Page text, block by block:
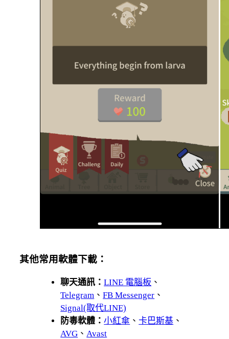
其他常用軟體下載：
聊天通訊：LINE 電腦板 、
Telegram 、FB Messenger 、
Signal(取代LINE)
防毒軟體：小紅傘 、卡巴斯基 、
AVG 、 Avast